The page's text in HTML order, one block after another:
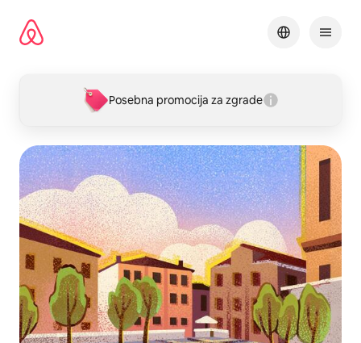
sadržaj
Posebna promocija za zgrade